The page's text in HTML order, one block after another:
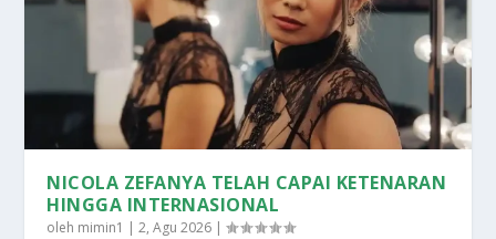
NICOLA ZEFANYA TELAH CAPAI KETENARAN
HINGGA INTERNASIONAL
oleh mimin1 |2, Agu 2026 |